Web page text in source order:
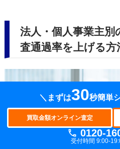
法人・個人事業主
査通過率を上げる方
＼まずは30秒簡単
買取金額オンライン査定
0120-
受付時間 9:00-